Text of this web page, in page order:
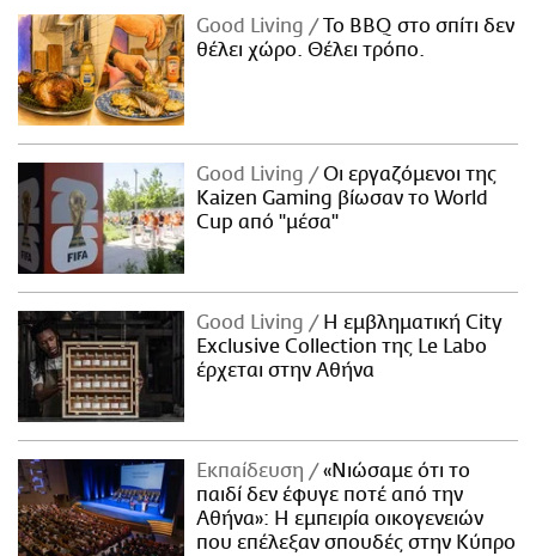
Good Living
Το BBQ στο σπίτι δεν
θέλει χώρο. Θέλει τρόπο.
Good Living
Οι εργαζόμενοι της
Kaizen Gaming βίωσαν το World
Cup από "μέσα"
Good Living
Η εμβληματική City
Exclusive Collection της Le Labo
έρχεται στην Αθήνα
Εκπαίδευση
«Νιώσαμε ότι το
παιδί δεν έφυγε ποτέ από την
Αθήνα»: Η εμπειρία οικογενειών
που επέλεξαν σπουδές στην Κύπρο